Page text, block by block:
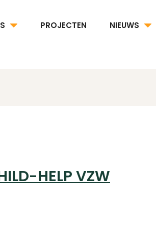
PROJECTEN NIEUWS
HELP VZW